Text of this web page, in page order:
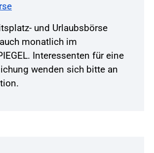
und Urlaubsbörse
monatlich im
Interessenten für eine
wenden sich bitte an